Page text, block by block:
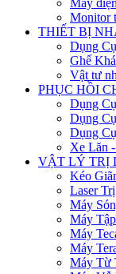
Máy
Monitor
THIẾT BỊ
Dụng
Ghế
Vật tư
PHỤC HỒI
Dụng
Dụng
Dụng
Xe Lăn
VẬT LÝ TRỊ
Kéo
Laser
Máy
Máy
Máy
Máy
Máy Từ